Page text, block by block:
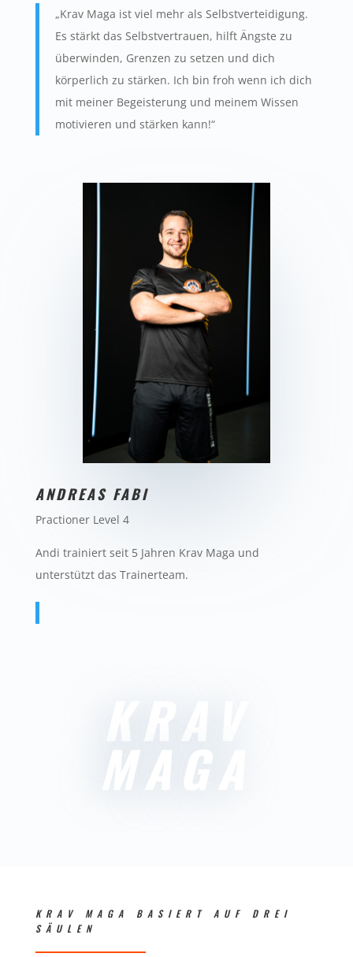
„Krav Maga ist viel mehr als Selbstverteidigung.
Es stärkt das Selbstvertrauen, hilft Ängste zu
überwinden, Grenzen zu setzen und dich
körperlich zu stärken. Ich bin froh wenn ich dich
mit meiner Begeisterung und meinem Wissen
motivieren und stärken kann!“
ANDREAS FABI
Practioner Level 4
Andi trainiert seit 5 Jahren Krav Maga und
unterstützt das Trainerteam.
KRAV
MAGA
KRAV MAGA BASIERT AUF DREI
SÄULEN